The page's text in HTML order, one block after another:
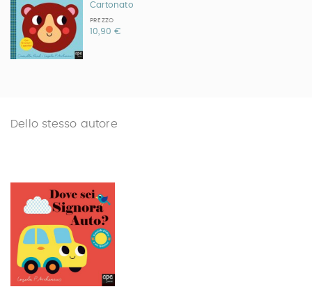
Cartonato
PREZZO
10,90 €
Dello stesso autore